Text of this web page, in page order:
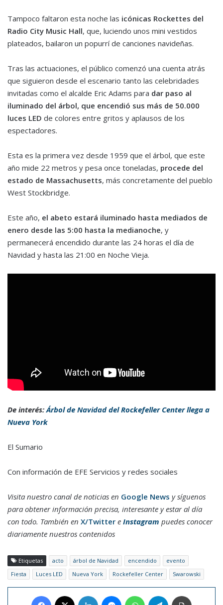
Tampoco faltaron esta noche las icónicas Rockettes del
Radio City Music Hall, que, luciendo unos mini vestidos
plateados, bailaron un popurrí de canciones navideñas.
Tras las actuaciones, el público comenzó una cuenta atrás
que siguieron desde el escenario tanto las celebridades
invitadas como el alcalde Eric Adams para dar paso al
iluminado del árbol, que encendió sus más de 50.000
luces LED de colores entre gritos y aplausos de los
espectadores.
Esta es la primera vez desde 1959 que el árbol, que este
año mide 22 metros y pesa once toneladas, procede del
estado de Massachusetts, más concretamente del pueblo
West Stockbridge.
Este año, el abeto estará iluminado hasta mediados de
enero desde las 5:00 hasta la medianoche, y
permanecerá encendido durante las 24 horas el día de
Navidad y hasta las 21:00 en Noche Vieja.
De interés:Árbol de Navidad del Rockefeller Center llega a
Nueva York
El Sumario
Con información de EFE Servicios y redes sociales
Visita nuestro canal de noticias en Google News y síguenos
para obtener información precisa, interesante y estar al día
con todo. También en X/Twitter e Instagram puedes conocer
diariamente nuestros contenidos
Etiquetas acto árbol de Navidad encendido
evento
Fiesta
Luces LED Nueva York Rockefeller Center Swarowski
Facebook LinkedIn MessengerWhatsAppTelegram